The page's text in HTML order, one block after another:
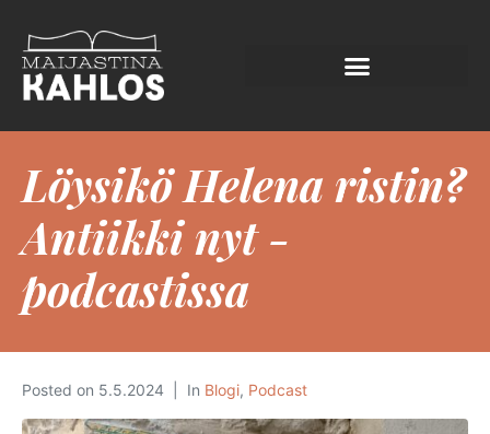
Löysikö Helena ristin?
Antiikki nyt -
podcastissa
Posted on 5.5.2024 In Blogi, Podcast